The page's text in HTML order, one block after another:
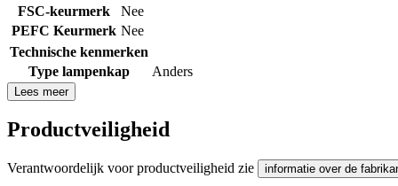
FSC-keurmerk
Nee
PEFC Keurmerk Nee
Technische kenmerken
Type lampenkap
Anders
Lees meer
Productveiligheid
Verantwoordelijk voor productveiligheid zie informatie over de